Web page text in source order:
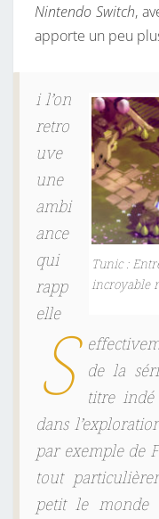
Nintendo Switch,
apporte un peu
Tunic :
incroyable
S
i l’on
retro
uve
une
ambi
ance
qui
rapp
elle
de la
titre indé
dans
par exemple de
tout
petit le monde